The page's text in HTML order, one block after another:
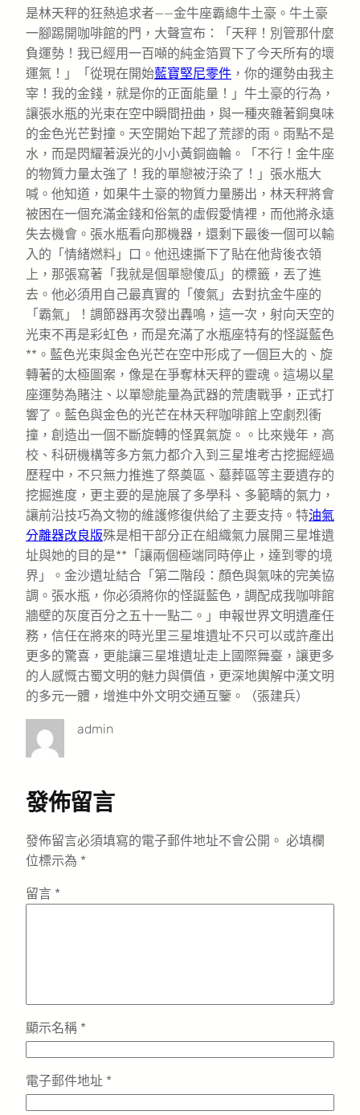
是林天秤的狂熱追求者——金牛座霸總牛土豪。牛土豪
一腳踢開咖啡館的門，大聲宣布：「天秤！別管那什麼
負運勢！我已經用一百噸的純金箔買下了今天所有的壞
運氣！」「從現在開始藍寶堅尼零件 ，你的運勢由我主
宰！我的金錢，就是你的正面能量！」牛土豪的行為，
讓張水瓶的光束在空中瞬間扭曲，與一種夾雜著銅臭味
的金色光芒對撞。天空開始下起了荒謬的雨。雨點不是
水，而是閃耀著淚光的小小黃銅齒輪。「不行！金牛座
的物質力量太強了！我的單戀被汙染了！」張水瓶大
喊。他知道，如果牛土豪的物質力量勝出，林天秤將會
被困在一個充滿金錢和俗氣的虛假愛情裡，而他將永遠
失去機會。張水瓶看向那機器，還剩下最後一個可以輸
入的「情緒燃料」口。他迅速撕下了貼在他背後衣領
上，那張寫著「我就是個單戀傻瓜」的標籤，丟了進
去。他必須用自己最真實的「傻氣」去對抗金牛座的
「霸氣」！調節器再次發出轟鳴，這一次，射向天空的
光束不再是彩虹色，而是充滿了水瓶座特有的怪誕藍色
**。藍色光束與金色光芒在空中形成了一個巨大的、旋
轉著的太極圖案，像是在爭奪林天秤的靈魂。這場以星
座運勢為賭注、以單戀能量為武器的荒唐戰爭，正式打
響了。藍色與金色的光芒在林天秤咖啡館上空劇烈衝
撞，創造出一個不斷旋轉的怪異氣旋。。比來幾年，高
校、科研機構等多方氣力都介入到三星堆考古挖掘經過
歷程中，不只無力推進了祭奠區、墓葬區等主要遺存的
挖掘進度，更主要的是施展了多學科、多範疇的氣力，
讓前沿技巧為文物的維護修復供給了主要支持。特油氣
分離器改良版殊是相干部分正在組織氣力展開三星堆遺
址與她的目的是**「讓兩個極端同時停止，達到零的境
界」。金沙遺址結合「第二階段：顏色與氣味的完美協
調。張水瓶，你必須將你的怪誕藍色，調配成我咖啡館
牆壁的灰度百分之五十一點二。」申報世界文明遺產任
務，信任在將來的時光里三星堆遺址不只可以或許產出
更多的驚喜，更能讓三星堆遺址走上國際舞臺，讓更多
的人感慨古蜀文明的魅力與價值，更深地輿解中漢文明
的多元一體，增進中外文明交通互鑒。（張建兵）
admin
發佈留言
發佈留言必須填寫的電子郵件地址不會公開。 必填欄
位標示為 *
留言 *
顯示名稱 *
電子郵件地址 *